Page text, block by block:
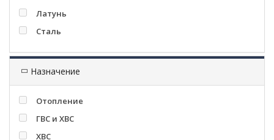
Латунь
Сталь
Назначение
Отопление
ГВС и ХВС
ХВС